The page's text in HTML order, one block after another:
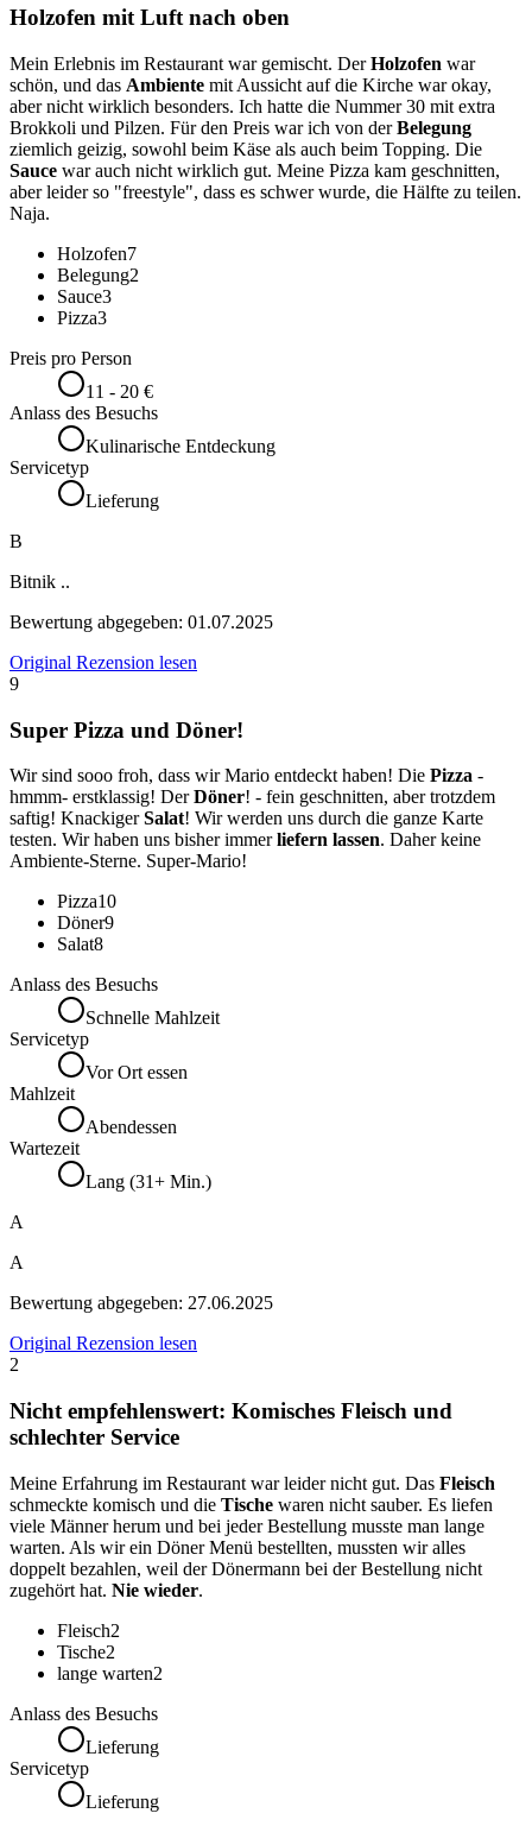
Holzofen mit Luft nach oben
Mein Erlebnis im Restaurant war gemischt. DerHolzofen war
schön, und das Ambiente mit Aussicht auf die Kirche war okay,
aber nicht wirklich besonders. Ich hatte die Nummer 30 mit extra
Brokkoli und Pilzen. Für den Preis war ich von derBelegung
ziemlich geizig, sowohl beim Käse als auch beim Topping. Die
Sauce war auch nicht wirklich gut. Meine Pizza kam geschnitten,
aber leider so "freestyle", dass es schwer wurde, die Hälfte zu teilen.
Naja.
Holzofen7
Belegung2
Sauce3
Pizza3
Preis pro Person
11 - 20 €
Anlass des Besuchs
Kulinarische Entdeckung
Servicetyp
Lieferung
B
Bitnik ..
Bewertung abgegeben: 01.07.2025
Original Rezension lesen
9
Super Pizza und Döner!
Wir sind sooo froh, dass wir Mario entdeckt haben! Die Pizza -
hmmm- erstklassig! DerDöner! - fein geschnitten, aber trotzdem
saftig! KnackigerSalat! Wir werden uns durch die ganze Karte
testen. Wir haben uns bisher immerliefern lassen. Daher keine
Ambiente-Sterne. Super-Mario!
Pizza10
Döner9
Salat8
Anlass des Besuchs
Schnelle Mahlzeit
Servicetyp
Vor Ort essen
Mahlzeit
Abendessen
Wartezeit
Lang (31+ Min.)
A
A
Bewertung abgegeben: 27.06.2025
Original Rezension lesen
2
Nicht empfehlenswert: Komisches Fleisch und
schlechter Service
Meine Erfahrung im Restaurant war leider nicht gut. Das Fleisch
schmeckte komisch und die Tische waren nicht sauber. Es liefen
viele Männer herum und bei jeder Bestellung musste man lange
warten. Als wir ein Döner Menü bestellten, mussten wir alles
doppelt bezahlen, weil der Dönermann bei der Bestellung nicht
zugehört hat. Nie wieder.
Fleisch2
Tische2
lange warten2
Anlass des Besuchs
Lieferung
Servicetyp
Lieferung